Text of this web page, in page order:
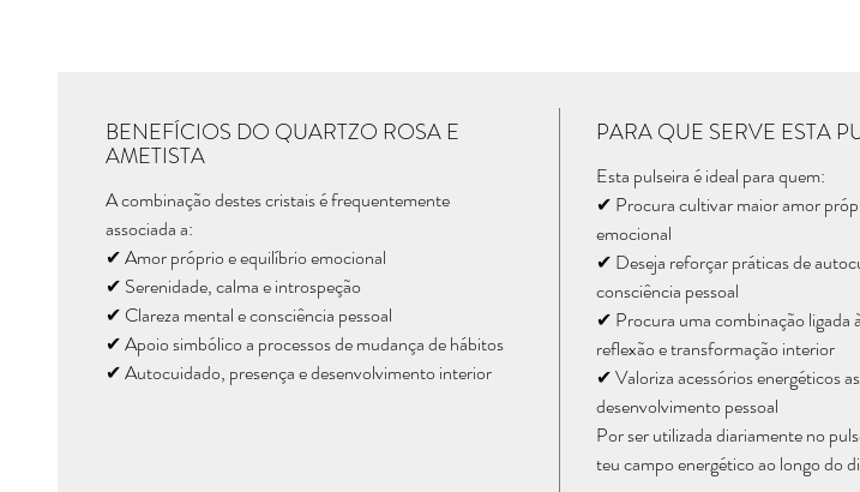
BENEFÍCIOS DO QUARTZO ROSA E
AMETISTA
A combinação destes cristais é frequentemente
associada a:
✔ Amor próprio e equilíbrio emocional
✔ Serenidade, calma e introspeção
✔ Clareza mental e consciência pessoal
✔ Apoio simbólico a processos de mudança de hábitos
✔ Autocuidado, presença e desenvolvimento interior
PARA QUE SERVE ESTA
Esta pulseira é ideal para quem:
✔ Procura cultivar maior amor
emocional
✔ Deseja reforçar práticas de
consciência pessoal
✔ Procura uma combinação ligada
reflexão e transformação interior
✔ Valoriza acessórios energéticos
desenvolvimento pessoal
Por ser utilizada diariamente no
teu campo energético ao longo do